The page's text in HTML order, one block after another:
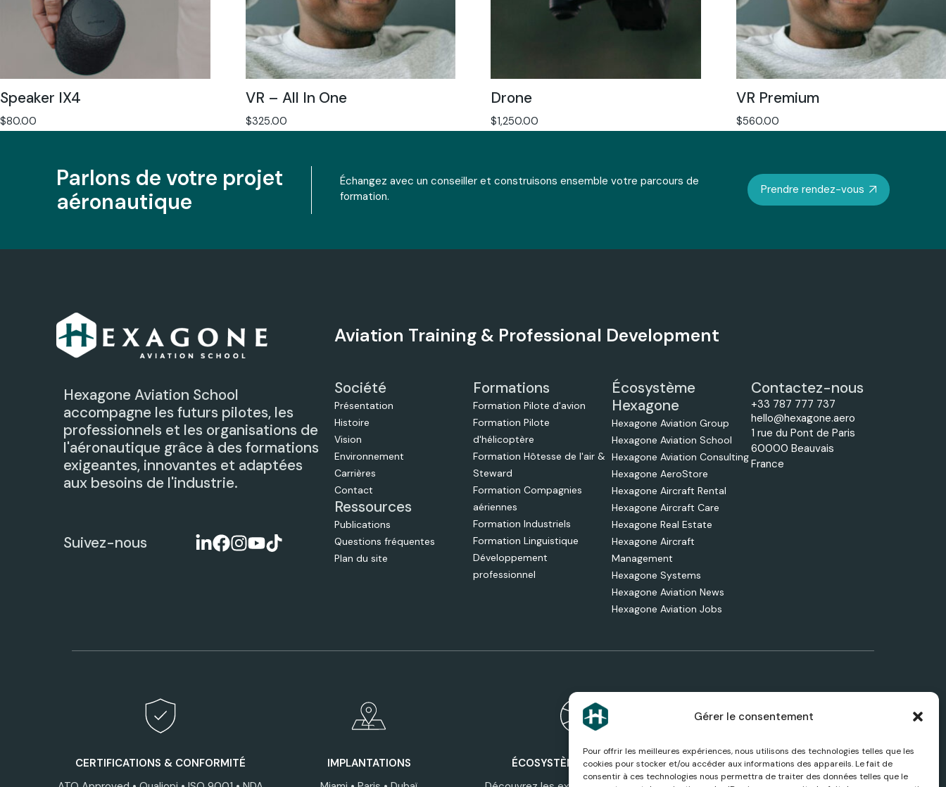
Gérer le consentement
Pour offrir les meilleures expériences, nous utilisons des technologies telles que les
cookies pour stocker et/ou accéder aux informations des appareils. Le fait de
consentir à ces technologies nous permettra de traiter des données telles que le
Speaker IX4
$80.00
VR – All In One
$325.00
Drone
$1,250.00
VR Premium
$560.00
Parlons de votre projet
aéronautique
Échangez avec un conseiller et construisons ensemble votre parcours de
formation.
Prendre rendez-vous
Aviation Training & Professional Development
Hexagone Aviation School
accompagne les futurs pilotes, les
professionnels et les organisations de
l'aéronautique grâce à des formations
exigeantes, innovantes et adaptées
aux besoins de l'industrie.
Suivez-nous
Société
Présentation
Histoire
Vision
Environnement
Carrières
Contact
Ressources
Publications
Questions fréquentes
Plan du site
Formations
Formation Pilote d'avion
Formation Pilote
d'hélicoptère
Formation Hôtesse de l'air &
Steward
Formation Compagnies
aériennes
Formation Industriels
Formation Linguistique
Développement
professionnel
Écosystème
Hexagone
Hexagone Aviation Group
Hexagone Aviation School
Hexagone Aviation Consulting
Hexagone AeroStore
Hexagone Aircraft Rental
Hexagone Aircraft Care
Hexagone Real Estate
Hexagone Aircraft
Management
Hexagone Systems
Hexagone Aviation News
Hexagone Aviation Jobs
Contactez-nous
+33 787 777 737
hello@hexagone.aero
1 rue du Pont de Paris
60000 Beauvais
France
CERTIFICATIONS & CONFORMITÉ
IMPLANTATIONS
ÉCOSYSTÈME HEXAGONE
ACTUALITÉS AÉRONAUTIQUES